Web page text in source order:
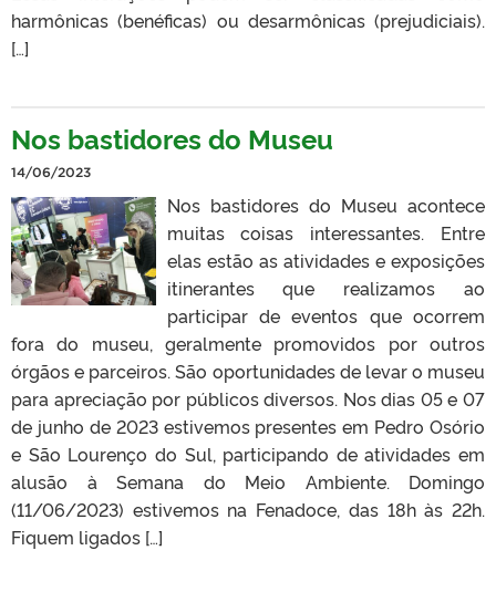
harmônicas (benéficas) ou desarmônicas (prejudiciais).
[…]
Nos bastidores do Museu
14/06/2023
Nos bastidores do Museu acontece
muitas coisas interessantes. Entre
elas estão as atividades e exposições
itinerantes que realizamos ao
participar de eventos que ocorrem
fora do museu, geralmente promovidos por outros
órgãos e parceiros. São oportunidades de levar o museu
para apreciação por públicos diversos. Nos dias 05 e 07
de junho de 2023 estivemos presentes em Pedro Osório
e São Lourenço do Sul, participando de atividades em
alusão à Semana do Meio Ambiente. Domingo
(11/06/2023) estivemos na Fenadoce, das 18h às 22h.
Fiquem ligados […]